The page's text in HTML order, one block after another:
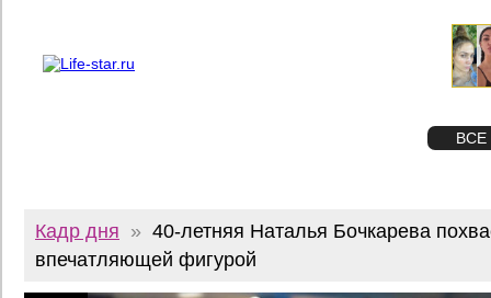
ВСЕ
Кадр дня » 40-летняя Наталья Бочкарева
впечатляющей фигурой